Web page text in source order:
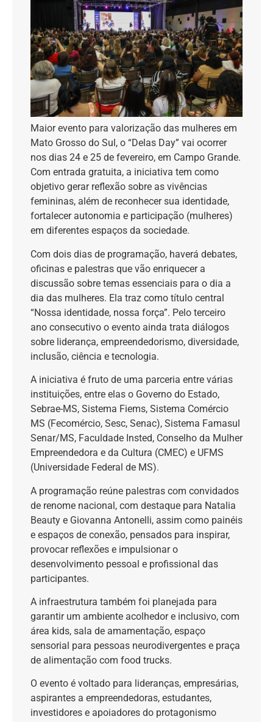
Maior evento para valorização das mulheres em
Mato Grosso do Sul, o “Delas Day” vai ocorrer
nos dias 24 e 25 de fevereiro, em Campo Grande.
Com entrada gratuita, a iniciativa tem como
objetivo gerar reflexão sobre as vivências
femininas, além de reconhecer sua identidade,
fortalecer autonomia e participação (mulheres)
em diferentes espaços da sociedade.
Com dois dias de programação, haverá debates,
oficinas e palestras que vão enriquecer a
discussão sobre temas essenciais para o dia a
dia das mulheres. Ela traz como título central
“Nossa identidade, nossa força”. Pelo terceiro
ano consecutivo o evento ainda trata diálogos
sobre liderança, empreendedorismo, diversidade,
inclusão, ciência e tecnologia.
A iniciativa é fruto de uma parceria entre várias
instituições, entre elas o Governo do Estado,
Sebrae-MS, Sistema Fiems, Sistema Comércio
MS (Fecomércio, Sesc, Senac), Sistema Famasul
Senar/MS, Faculdade Insted, Conselho da Mulher
Empreendedora e da Cultura (CMEC) e UFMS
(Universidade Federal de MS).
A programação reúne palestras com convidados
de renome nacional, com destaque para Natalia
Beauty e Giovanna Antonelli, assim como painéis
e espaços de conexão, pensados para inspirar,
provocar reflexões e impulsionar o
desenvolvimento pessoal e profissional das
participantes.
A infraestrutura também foi planejada para
garantir um ambiente acolhedor e inclusivo, com
área kids, sala de amamentação, espaço
sensorial para pessoas neurodivergentes e praça
de alimentação com food trucks.
O evento é voltado para lideranças, empresárias,
aspirantes a empreendedoras, estudantes,
investidores e apoiadores do protagonismo